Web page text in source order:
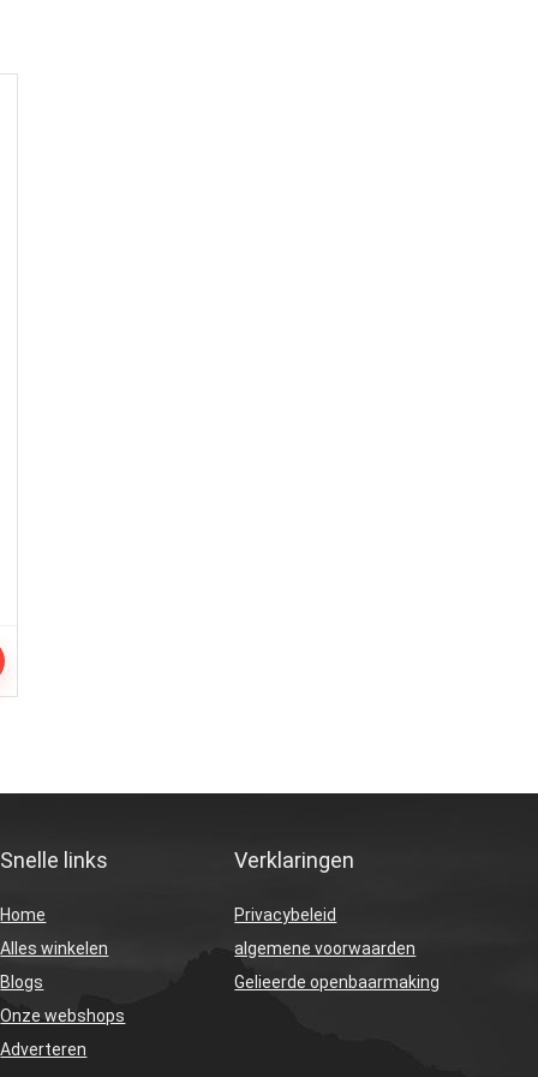
Snelle links
Home
Alles winkelen
Blogs
Onze webshops
Adverteren
Verklaringen
Privacybeleid
algemene voorwaarden
Gelieerde openbaarmaking